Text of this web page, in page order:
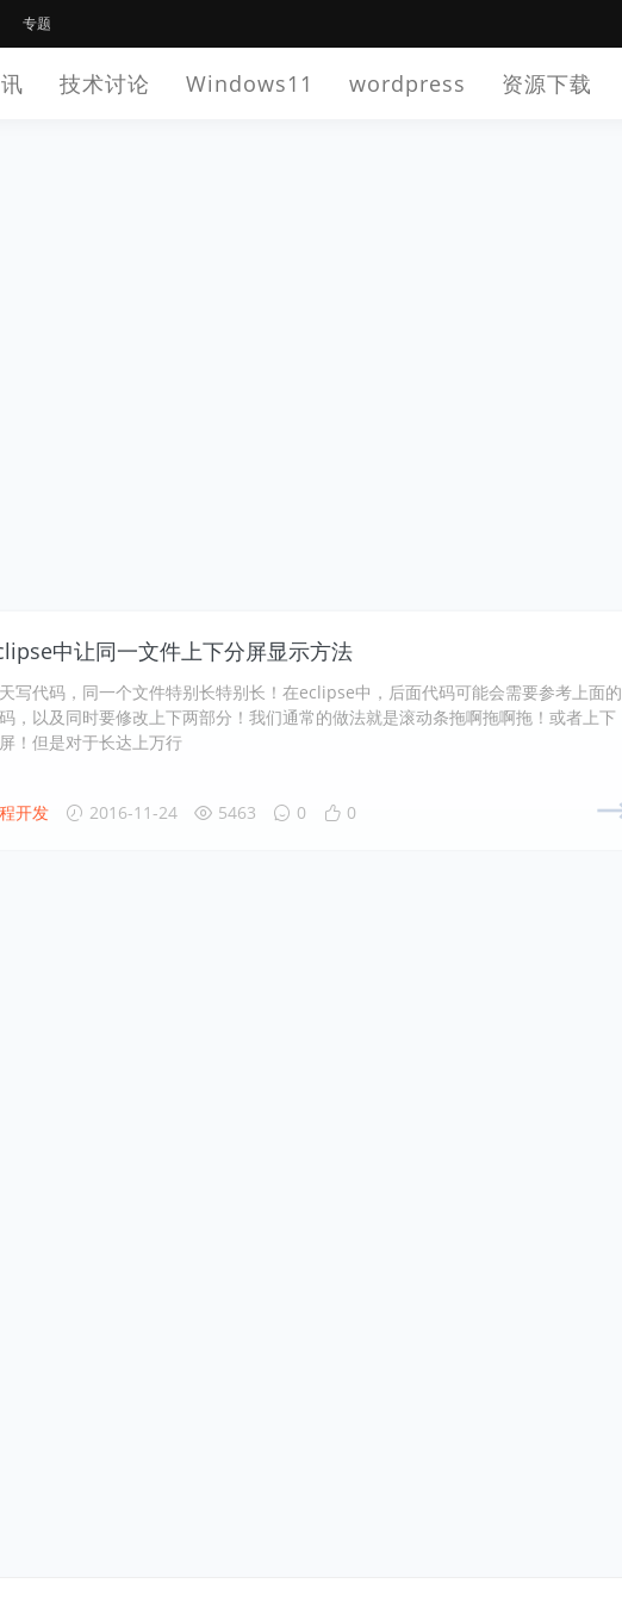
专题
技术讨论 Windows11 wordpress 资源下载
中让同一文件上下分屏显示方法
写代码，同一个文件特别长特别长！在eclipse中，后面代码可能会需要参考上面的
，以及同时要修改上下两部分！我们通常的做法就是滚动条拖啊拖啊拖！或者上下
！但是对于长达上万行
开发 2016-11-24 5463 0 0